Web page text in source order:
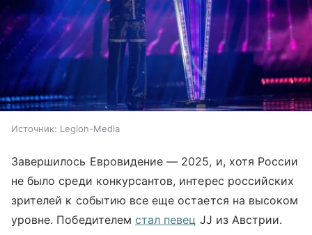
Источник: Legion-Media
Завершилось Евровидение— 2025, и, хотя России
не было среди конкурсантов, интерес российских
зрителей к событию все еще остается на высоком
уровне. Победителем стал певец JJ из Австрии.